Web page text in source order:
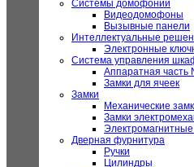
Системы домофонии
Видеодомофоны
Вызывные панели
Интеллектуальные
Электронные
Система управления
Аппаратная часть
Замки для ячеек
Замки
Механические
Замки
Электромагнитные
Дверная фурнитура
Ручки
Цилиндры